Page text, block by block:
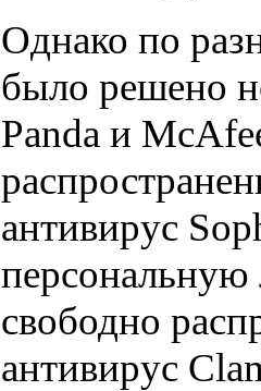
Однако по
было решено
Panda и
антивирус
свободно
антивирус